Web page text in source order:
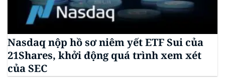
Nasdaq nộp hồ sơ niêm yết ETF Sui của
21Shares, khởi động quá trình xem xét
của SEC